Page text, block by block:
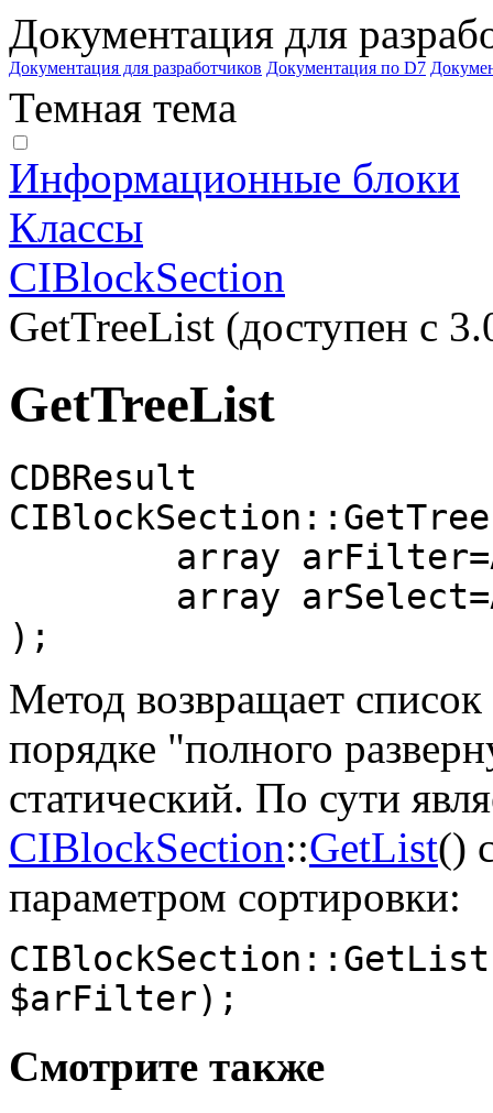
Документация для
Документация для разработчиков Документация по D7
Темная тема
Информационные блоки
Классы
CIBlockSection
GetTreeList (доступен с
GetTreeList
CDBResult
);
Метод возвращает
порядке "полного
статический. По сути
CIBlockSection::GetList()
параметром сортировки:
$arFilter);
Смотрите также